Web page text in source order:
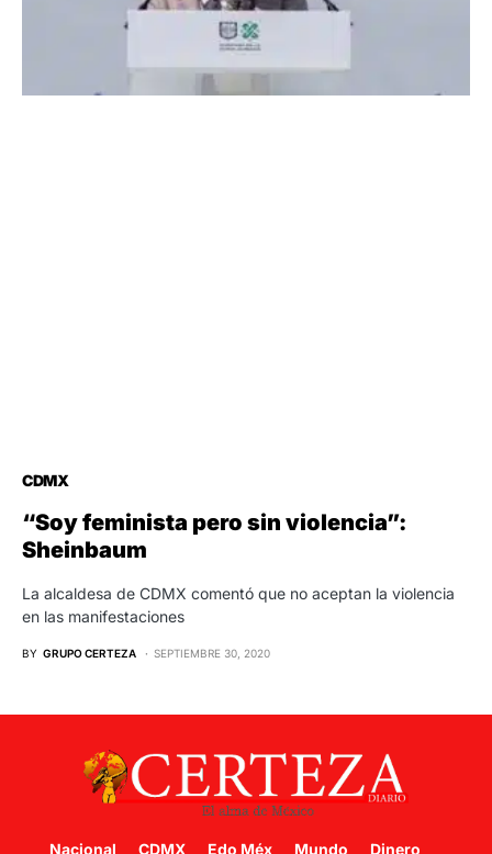
CDMX
“Soy feminista pero sin violencia”:
Sheinbaum
La alcaldesa de CDMX comentó que no aceptan la violencia
en las manifestaciones
BY GRUPO CERTEZA SEPTIEMBRE 30, 2020
Nacional CDMX Edo Méx Mundo Dinero